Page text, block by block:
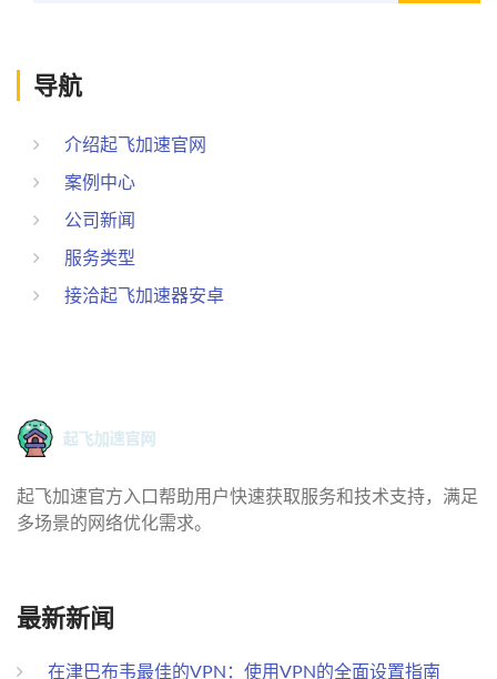
导航
介绍起飞加速官网
案例中心
公司新闻
服务类型
接洽起飞加速器安卓
起飞加速官方入口帮助用户快速获取服务和技术支持，满足
多场景的网络优化需求。
最新新闻
在津巴布韦最佳的VPN：使用VPN的全面设置指南